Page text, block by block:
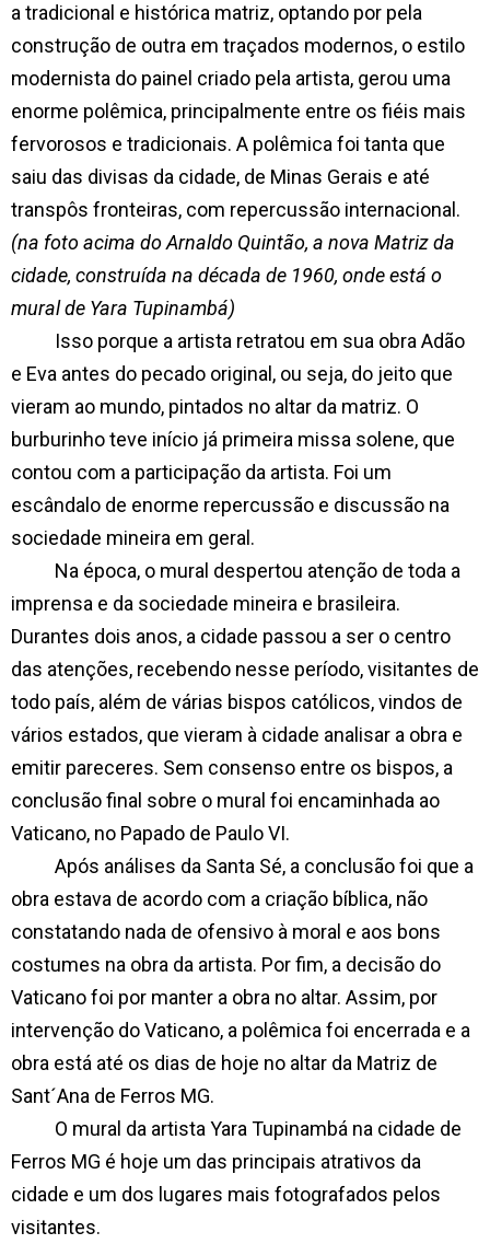
a tradicional e histórica matriz, optando por pela
construção de outra em traçados modernos, o estilo
modernista do painel criado pela artista, gerou uma
enorme polêmica, principalmente entre os fiéis mais
fervorosos e tradicionais. A polêmica foi tanta que
saiu das divisas da cidade, de Minas Gerais e até
transpôs fronteiras, com repercussão internacional.
(na foto acima do Arnaldo Quintão, a nova Matriz da
cidade, construída na década de 1960, onde está o
mural de Yara Tupinambá)
Isso porque a artista retratou em sua obra Adão
e Eva antes do pecado original, ou seja, do jeito que
vieram ao mundo, pintados no altar da matriz. O
burburinho teve início já primeira missa solene, que
contou com a participação da artista. Foi um
escândalo de enorme repercussão e discussão na
sociedade mineira em geral.
Na época, o mural despertou atenção de toda a
imprensa e da sociedade mineira e brasileira.
Durantes dois anos, a cidade passou a ser o centro
das atenções, recebendo nesse período, visitantes de
todo país, além de várias bispos católicos, vindos de
vários estados, que vieram à cidade analisar a obra e
emitir pareceres. Sem consenso entre os bispos, a
conclusão final sobre o mural foi encaminhada ao
Vaticano, no Papado de Paulo VI.
Após análises da Santa Sé, a conclusão foi que a
obra estava de acordo com a criação bíblica, não
constatando nada de ofensivo à moral e aos bons
costumes na obra da artista. Por fim, a decisão do
Vaticano foi por manter a obra no altar. Assim, por
intervenção do Vaticano, a polêmica foi encerrada e a
obra está até os dias de hoje no altar da Matriz de
Sant´Ana de Ferros MG.
O mural da artista Yara Tupinambá na cidade de
Ferros MG é hoje um das principais atrativos da
cidade e um dos lugares mais fotografados pelos
visitantes.